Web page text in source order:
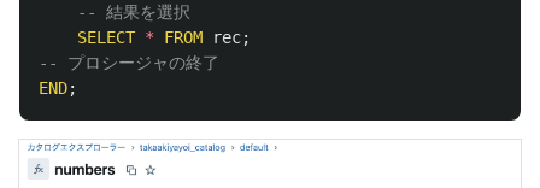
-- 結果を選択
SELECT * FROM rec;
-- プロシージャの終了
END;